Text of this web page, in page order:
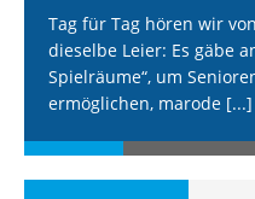
Tag für Tag hören wir
dieselbe Leier: Es gäbe
Spielräume“, um
ermöglichen, marode [...]